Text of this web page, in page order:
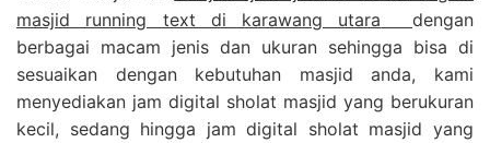
masjid running text di karawang utara
dengan
berbagai macam jenis dan ukuran sehingga bisa di
sesuaikan dengan kebutuhan masjid anda, kami
menyediakan jam digital sholat masjid yang berukuran
kecil, sedang hingga jam digital sholat masjid yang